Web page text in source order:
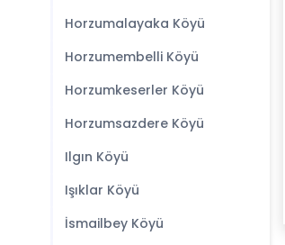
Horzumalayaka Köyü
Horzumembelli Köyü
Horzumkeserler Köyü
Horzumsazdere Köyü
Ilgın Köyü
Işıklar Köyü
İsmailbey Köyü